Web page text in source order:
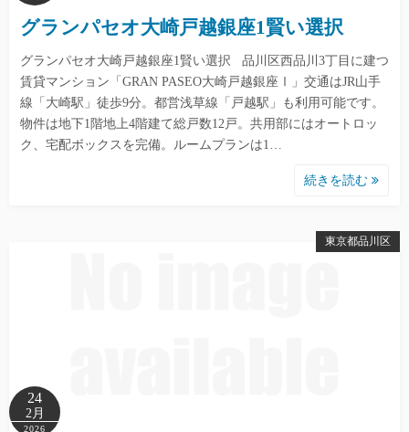
グランパセオ大崎戸越銀座1賢い選択
グランパセオ大崎戸越銀座1賢い選択 品川区西品川3丁目に建つ
賃貸マンション「GRAN PASEO大崎戸越銀座Ⅰ」交通はJR山手
線「大崎駅」徒歩9分。都営浅草線「戸越駅」も利用可能です。
物件は地下1階地上4階建て総戸数12戸。共用部にはオートロッ
ク、宅配ボックスを完備。ルームプランは1…
続きを読む
東京都品川区
24
2月
2026